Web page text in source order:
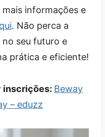
mais informações e
. Não perca a
seu futuro e
prática e eficiente!
inscrições: Beway
– eduzz